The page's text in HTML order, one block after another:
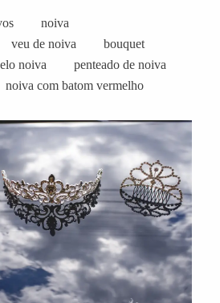
noiva
veu de noiva
bouquet
noiva
penteado de noiva
noiva com batom vermelho